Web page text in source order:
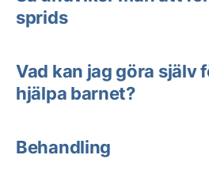
sprids
Vad kan jag göra själv
hjälpa barnet?
Behandling